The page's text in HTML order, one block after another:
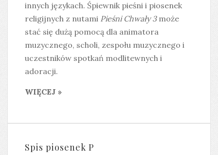
innych językach. Śpiewnik pieśni i piosenek
religijnych z nutami Pieśni Chwały 3może
stać się dużą pomocą dla animatora
muzycznego, scholi, zespołu muzycznego i
uczestników spotkań modlitewnych i
adoracji.
WIĘCEJ »
Spis piosenek P